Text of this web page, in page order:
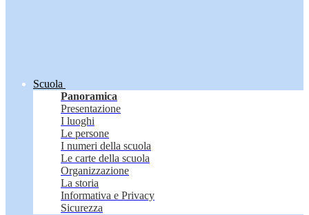
Scuola
Panoramica
Presentazione
I luoghi
Le persone
I numeri della scuola
Le carte della scuola
Organizzazione
La storia
Informativa e Privacy
Sicurezza